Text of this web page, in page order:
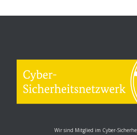
Wir sind Mitglied im Cyber-